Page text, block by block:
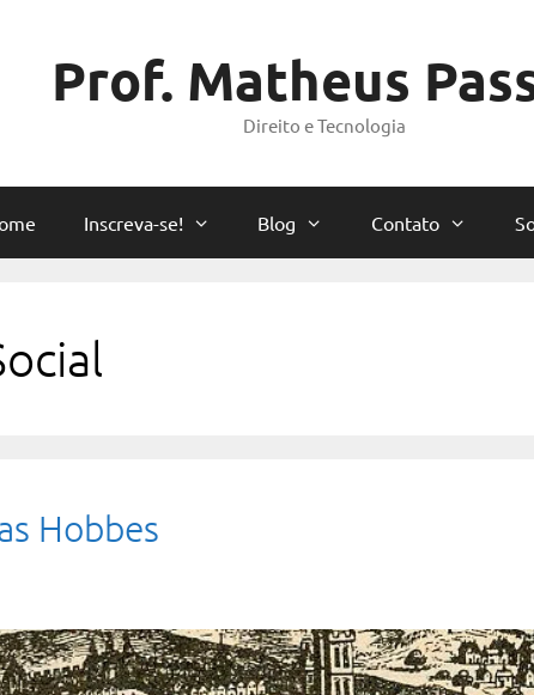
Prof. Matheus
Direito e Tecnologia
Inscreva-se! Blog Contato
Hobbes